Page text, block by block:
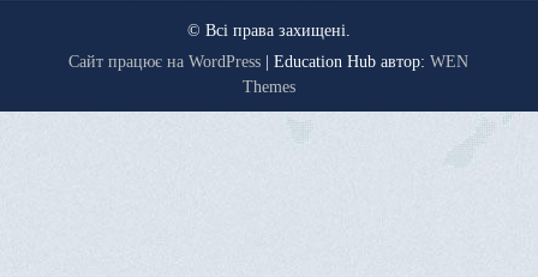
© Всі права захищені.
Сайт працює на WordPress
|Education Hub автор:WEN
Themes